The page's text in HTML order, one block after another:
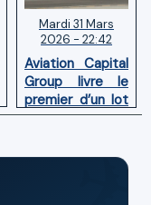
Mardi 31 Mars
2026 - 22:42
Aviation Capital
Group livre le
premier d’un lot
de six Boeing
neufs à Royal Air